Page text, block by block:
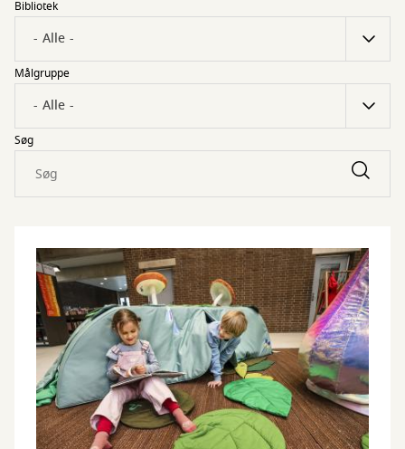
Bibliotek
Målgruppe
Søg